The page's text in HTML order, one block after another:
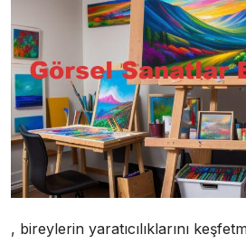
, bireylerin yaratıcılıklarını